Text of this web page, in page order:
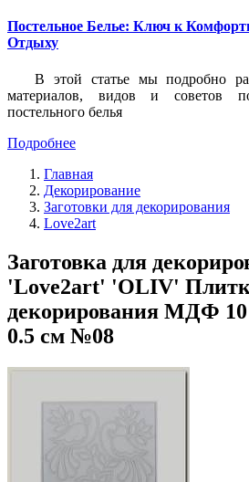
Постельное Белье: Ключ к
Отдыху
В этой статье мы подробно
материалов, видов и советов
постельного белья
Подробнее
Главная
Декорирование
Заготовки для декорирования
Love2art
Заготовка для
'Love2art' 'OLIV'
декорирования МДФ 10
0.5 см №08